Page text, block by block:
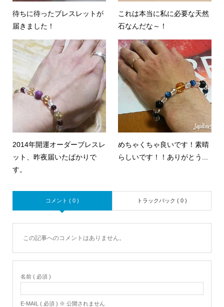
待ちに待ったブレスレットが
届きました！
これは本当に私に必要な天然
石なんだな～！
2014年開運オーダーブレスレ
ット、昨夜届いたばかりで
す。
めちゃくちゃ良いです！素晴
らしいです！！ありがとう...
コメント ( 0 ) トラックバック ( 0 )
この記事へのコメントはありません。
名前 ( 必須 )
E-MAIL ( 必須 ) ※ 公開されません